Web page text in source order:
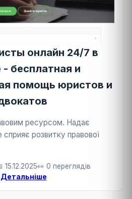
онлайн 24/7 в
- бесплатная и
помощь юристов и
ресурсом. Надає
розвитку правової
15.12.2025👀 0 переглядів
Детальніше